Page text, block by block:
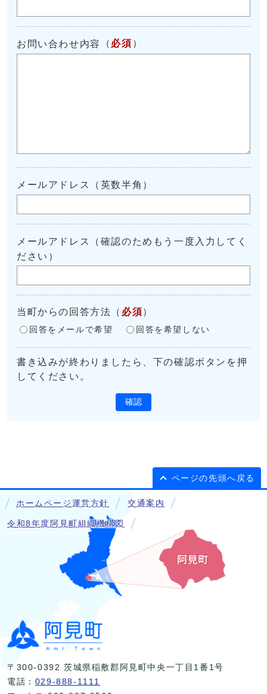
お問い合わせ内容 （ 必須 ）
メールアドレス（英数半角）
メールアドレス（確認のためもう一度入力してく
ださい）
当町からの回答方法 （ 必須 ）
回答をメールで希望 回答を希望しない
書き込みが終わりましたら、下の確認ボタンを押
してください。
確認
ページの先頭へ戻る
ホームページ運営方針 交通案内
令和8年度阿見町組織機構図
〒300-0392 茨城県稲敷郡阿見町中央一丁目1番1号
電話： 029-888-1111